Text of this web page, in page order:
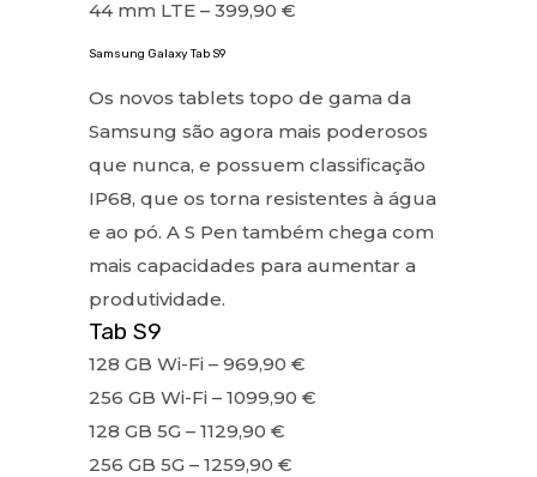
44 mm LTE – 399,90 €
Samsung Galaxy Tab S9
Os novos tablets topo de gama da
Samsung são agora mais poderosos
que nunca, e possuem classificação
IP68, que os torna resistentes à água
e ao pó. A S Pen também chega com
mais capacidades para aumentar a
produtividade.
Tab S9
128 GB Wi-Fi – 969,90 €
256 GB Wi-Fi – 1099,90 €
128 GB 5G – 1129,90 €
256 GB 5G – 1259,90 €